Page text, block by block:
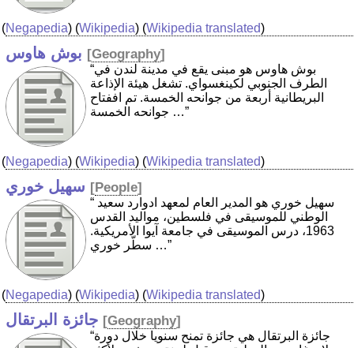
(Negapedia) (Wikipedia) (Wikipedia translated)
بوش هاوس [Geography]
“بوش هاوس هو مبنى يقع في مدينة لندن في
الطرف الجنوبي لكينغسواي. تشغل هيئة الإذاعة
البريطانية أربعة من جوانحه الخمسة. تم اففتاح
جوانحه الخمسة …”
(Negapedia) (Wikipedia) (Wikipedia translated)
سهيل خوري [People]
“ سهيل خوري هو المدير العام لمعهد ادوارد سعيد
الوطني للموسيقى في فلسطين، مواليد القدس
1963، درس الموسيقى في جامعة آيوا الأمريكية.
سطّر خوري …”
(Negapedia) (Wikipedia) (Wikipedia translated)
جائزة البرتقال [Geography]
“جائزة البرتقال هي جائزة تمنح سنويا خلال دورة